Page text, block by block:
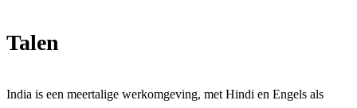
Talen
India is een meertalige werkomgeving, met Hindi en Engels als